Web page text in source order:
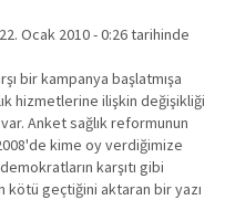
Ocak 2010 - 0:26 tarihinde
bir kampanya başlatmışa
hizmetlerine ilişkin değişikliği
Anket sağlık reformunun
kime oy verdiğimize
karşıtı gibi
kötü geçtiğini aktaran bir yazı